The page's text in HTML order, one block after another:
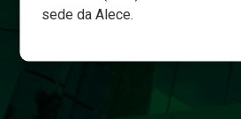
sede da Alece.